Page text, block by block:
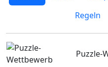
Regeln
Puzzle-